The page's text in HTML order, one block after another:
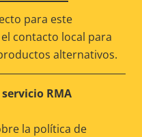
para este
contacto local para
alternativos.
RMA
la política de